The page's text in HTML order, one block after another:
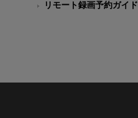
リモート録画予約ガイド